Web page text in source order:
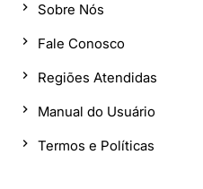
Sobre Nós
Fale Conosco
Regiões Atendidas
Manual do Usuário
Termos e Políticas